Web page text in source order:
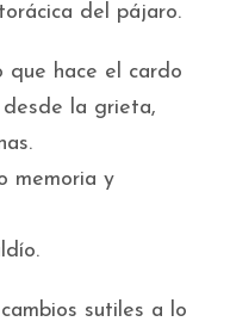
del pájaro.
que hace el cardo
la grieta,
memoria y
sutiles a lo